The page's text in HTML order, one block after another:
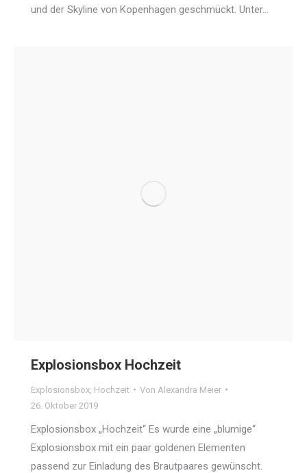
und der Skyline von Kopenhagen geschmückt. Unter…
Explosionsbox Hochzeit
Explosionsbox Hochzeit Von Alexandra Meier
26. Oktober 2019
Explosionsbox „Hochzeit“ Es wurde eine „blumige“
Explosionsbox mit ein paar goldenen Elementen
passend zur Einladung des Brautpaares gewünscht.